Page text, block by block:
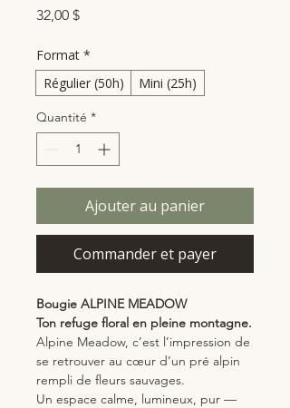
32,00 $Prix
Format *
Régulier (50h)
Mini (25h)
Quantité *
Ajouter au panier
Commander et payer
Bougie ALPINE MEADOW
Ton refuge floral en pleine montagne.
Alpine Meadow, c’est l’impression de
se retrouver au cœur d’un pré alpin
rempli de fleurs sauvages.
Un espace calme, lumineux, pur —